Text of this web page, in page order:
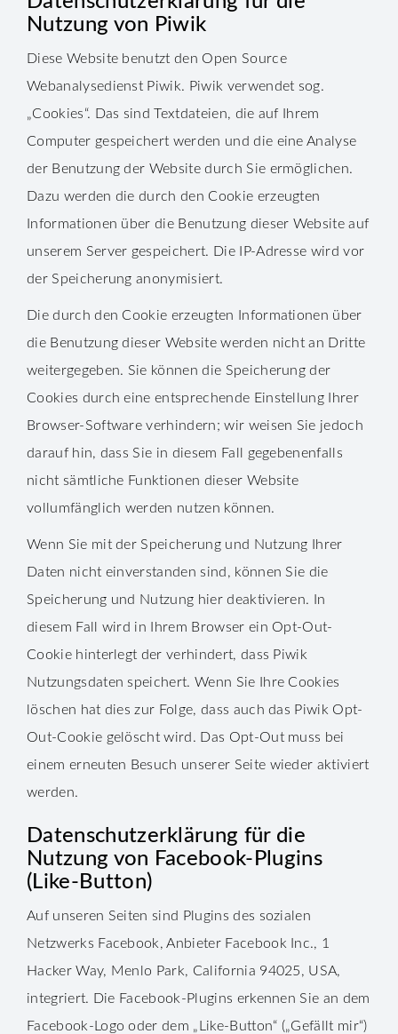
Nutzung von Piwik
Diese Website benutzt den Open Source
Webanalysedienst Piwik. Piwik verwendet sog.
„Cookies“. Das sind Textdateien, die auf Ihrem
Computer gespeichert werden und die eine Analyse
der Benutzung der Website durch Sie ermöglichen.
Dazu werden die durch den Cookie erzeugten
Informationen über die Benutzung dieser Website auf
unserem Server gespeichert. Die IP-Adresse wird vor
der Speicherung anonymisiert.
Die durch den Cookie erzeugten Informationen über
die Benutzung dieser Website werden nicht an Dritte
weitergegeben. Sie können die Speicherung der
Cookies durch eine entsprechende Einstellung Ihrer
Browser-Software verhindern; wir weisen Sie jedoch
darauf hin, dass Sie in diesem Fall gegebenenfalls
nicht sämtliche Funktionen dieser Website
vollumfänglich werden nutzen können.
Wenn Sie mit der Speicherung und Nutzung Ihrer
Daten nicht einverstanden sind, können Sie die
Speicherung und Nutzung hier deaktivieren. In
diesem Fall wird in Ihrem Browser ein Opt-Out-
Cookie hinterlegt der verhindert, dass Piwik
Nutzungsdaten speichert. Wenn Sie Ihre Cookies
löschen hat dies zur Folge, dass auch das Piwik Opt-
Out-Cookie gelöscht wird. Das Opt-Out muss bei
einem erneuten Besuch unserer Seite wieder aktiviert
werden.
Datenschutzerklärung für die
Nutzung von Facebook-Plugins
(Like-Button)
Auf unseren Seiten sind Plugins des sozialen
Netzwerks Facebook, Anbieter Facebook Inc., 1
Hacker Way, Menlo Park, California 94025, USA,
integriert. Die Facebook-Plugins erkennen Sie an dem
Facebook-Logo oder dem „Like-Button“ („Gefällt mir“)